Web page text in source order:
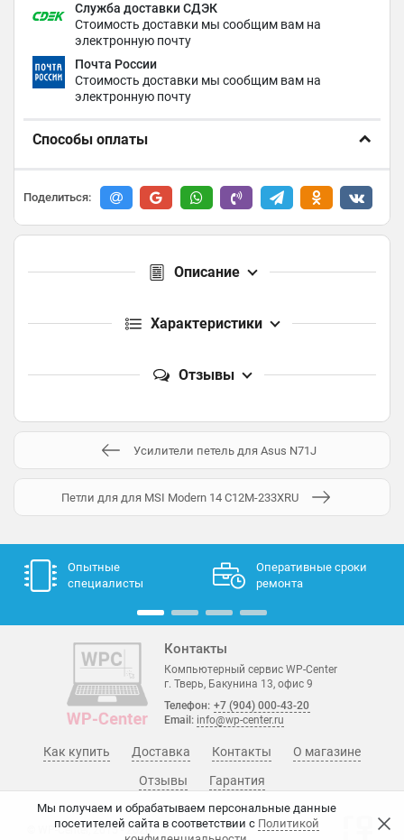
Служба доставки СДЭК
Стоимость доставки мы сообщим вам на
электронную почту
Почта России
Стоимость доставки мы сообщим вам на
электронную почту
Способы оплаты
Поделиться:
Описание
Характеристики
Отзывы
Усилители петель для Asus N71J
Петли для для MSI Modern 14 C12M-233XRU
Мы получаем и обрабатываем персональные данные
посетителей сайта в соответствии с Политикой
Опытные
специалисты
Оперативные сроки
ремонта
Контакты
Компьютерный сервис WP-Center
г. Тверь, Бакунина 13, офис 9
Телефон: +7 (904) 000-43-20
Email: info@wp-center.ru
О магазине
Гарантия
Отзывы
Как купить Доставка Контакты
© WP-Center, 2015 - 2026